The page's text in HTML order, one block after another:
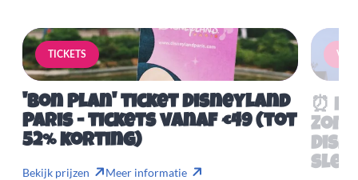
TICKETS
'Bon Plan' ticket Disneyland
Paris - tickets vanaf €49 (tot
52% korting)
Bekijk prijzen Meer informatie
⏰